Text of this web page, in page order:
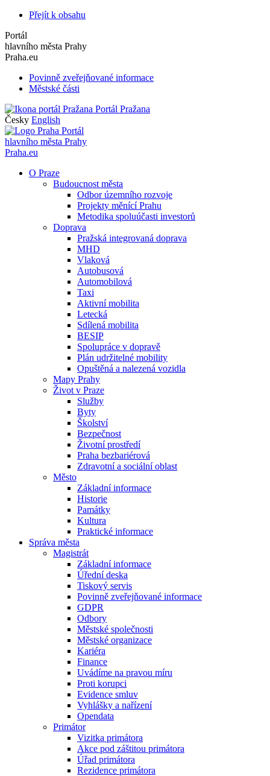
Přejít k obsahu
Portál
hlavního města Prahy
Praha.eu
Povinně zveřejňované informace
Městské části
Portál Pražana
Česky English
Portál
hlavního města Prahy
Praha.eu
O Praze
Budoucnost města
Odbor územního rozvoje
Projekty měnící Prahu
Metodika spoluúčasti investorů
Doprava
Pražská integrovaná doprava
MHD
Vlaková
Autobusová
Automobilová
Taxi
Aktivní mobilita
Letecká
Sdílená mobilita
BESIP
Spolupráce v dopravě
Plán udržitelné mobility
Opuštěná a nalezená vozidla
Mapy Prahy
Život v Praze
Služby
Byty
Školství
Bezpečnost
Životní prostředí
Praha bezbariérová
Zdravotní a sociální oblast
Město
Základní informace
Historie
Památky
Kultura
Praktické informace
Správa města
Magistrát
Základní informace
Úřední deska
Tiskový servis
Povinně zveřejňované informace
GDPR
Odbory
Městské společnosti
Městské organizace
Kariéra
Finance
Uvádíme na pravou míru
Proti korupci
Evidence smluv
Vyhlášky a nařízení
Opendata
Primátor
Vizitka primátora
Akce pod záštitou primátora
Úřad primátora
Rezidence primátora